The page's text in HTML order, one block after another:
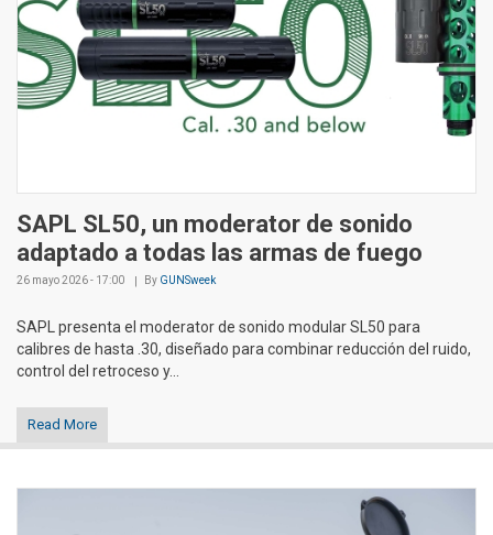
SAPL SL50, un moderator de sonido
adaptado a todas las armas de fuego
26 mayo 2026 - 17:00 By GUNSweek
SAPL presenta el moderator de sonido modular SL50 para
calibres de hasta .30, diseñado para combinar reducción del ruido,
control del retroceso y...
Read More